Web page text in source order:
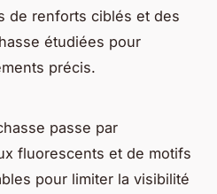
de renforts ciblés et des
étudiées pour
précis.
passe par
fluorescents et de motifs
pour limiter la visibilité